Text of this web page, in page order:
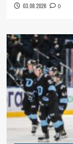
03.08.2026 0